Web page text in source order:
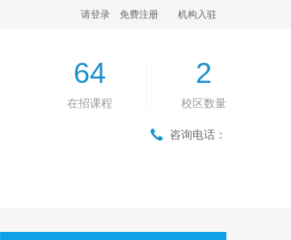
机构入驻
请登录 免费注册
64
在招课程
2
校区数量
咨询电话：